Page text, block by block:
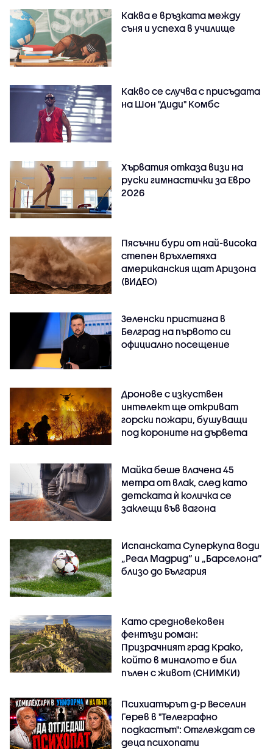
Каква е връзката между
съня и успеха в училище
Какво се случва с присъдата
на Шон "Диди" Комбс
Хърватия отказа визи на
руски гимнастички за Евро
2026
Пясъчни бури от най-висока
степен връхлетяха
американския щат Аризона
(ВИДЕО)
Зеленски пристигна в
Белград на първото си
официално посещение
Дронове с изкуствен
интелект ще откриват
горски пожари, бушуващи
под короните на дървета
Майка беше влачена 45
метра от влак, след като
детската ѝ количка се
заклещи във вагона
Испанската Суперкупа води
„Реал Мадрид“ и „Барселона“
близо до България
Като средновековен
фентъзи роман:
Призрачният град Крако,
който в миналото е бил
пълен с живот (СНИМКИ)
Психиатърът д-р Веселин
Герев в "Телеграфно
подкастът": Отглеждат се
деца психопати